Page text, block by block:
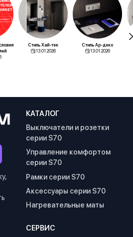
Стиль Хай-тек
13.01.2026
Стиль Ар-деко
13.01.2026
КАТАЛОГ
Выключатели и розетки
серии S70
Управление комфортом
серии S70
Рамки серии S70
Аксессуары серии S70
Нагревательные маты
СЕРВИС